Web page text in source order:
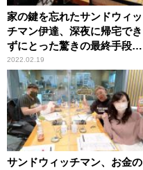
家の鍵を忘れたサンドウィッ
チマン伊達、深夜に帰宅でき
ずにとった驚きの最終手段
「だって入れないんだもん」
2022.02.19
サンドウィッチマン、お金の